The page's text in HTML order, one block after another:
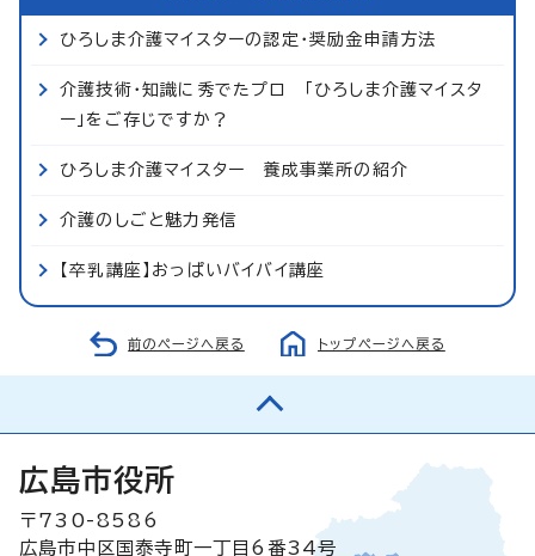
ひろしま介護マイスターの認定・奨励金申請方法
介護技術・知識に秀でたプロ 「ひろしま介護マイスタ
ー」をご存じですか？
ひろしま介護マイスター 養成事業所の紹介
介護のしごと魅力発信
【卒乳講座】おっぱいバイバイ講座
前のページへ戻る トップページへ戻る
広島市役所
〒730-8586
広島市中区国泰寺町一丁目6番34号